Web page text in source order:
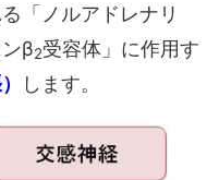
「ノルアドレナリ
β2受容体」に作用す
します。